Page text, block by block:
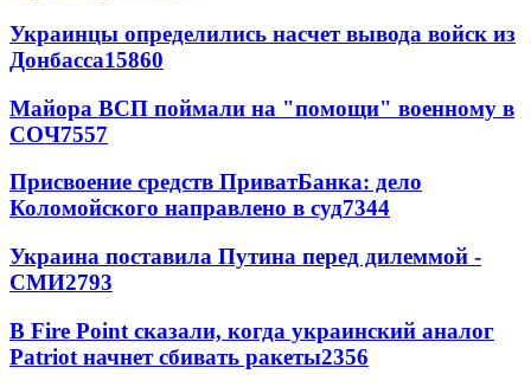
Украинцы определились насчет вывода войск из
Донбасса15860
Майора ВСП поймали на "помощи" военному в
СОЧ7557
Присвоение средств ПриватБанка: дело
Коломойского направлено в суд7344
Украина поставила Путина перед дилеммой -
СМИ2793
В Fire Point сказали, когда украинский аналог
Patriot начнет сбивать ракеты2356